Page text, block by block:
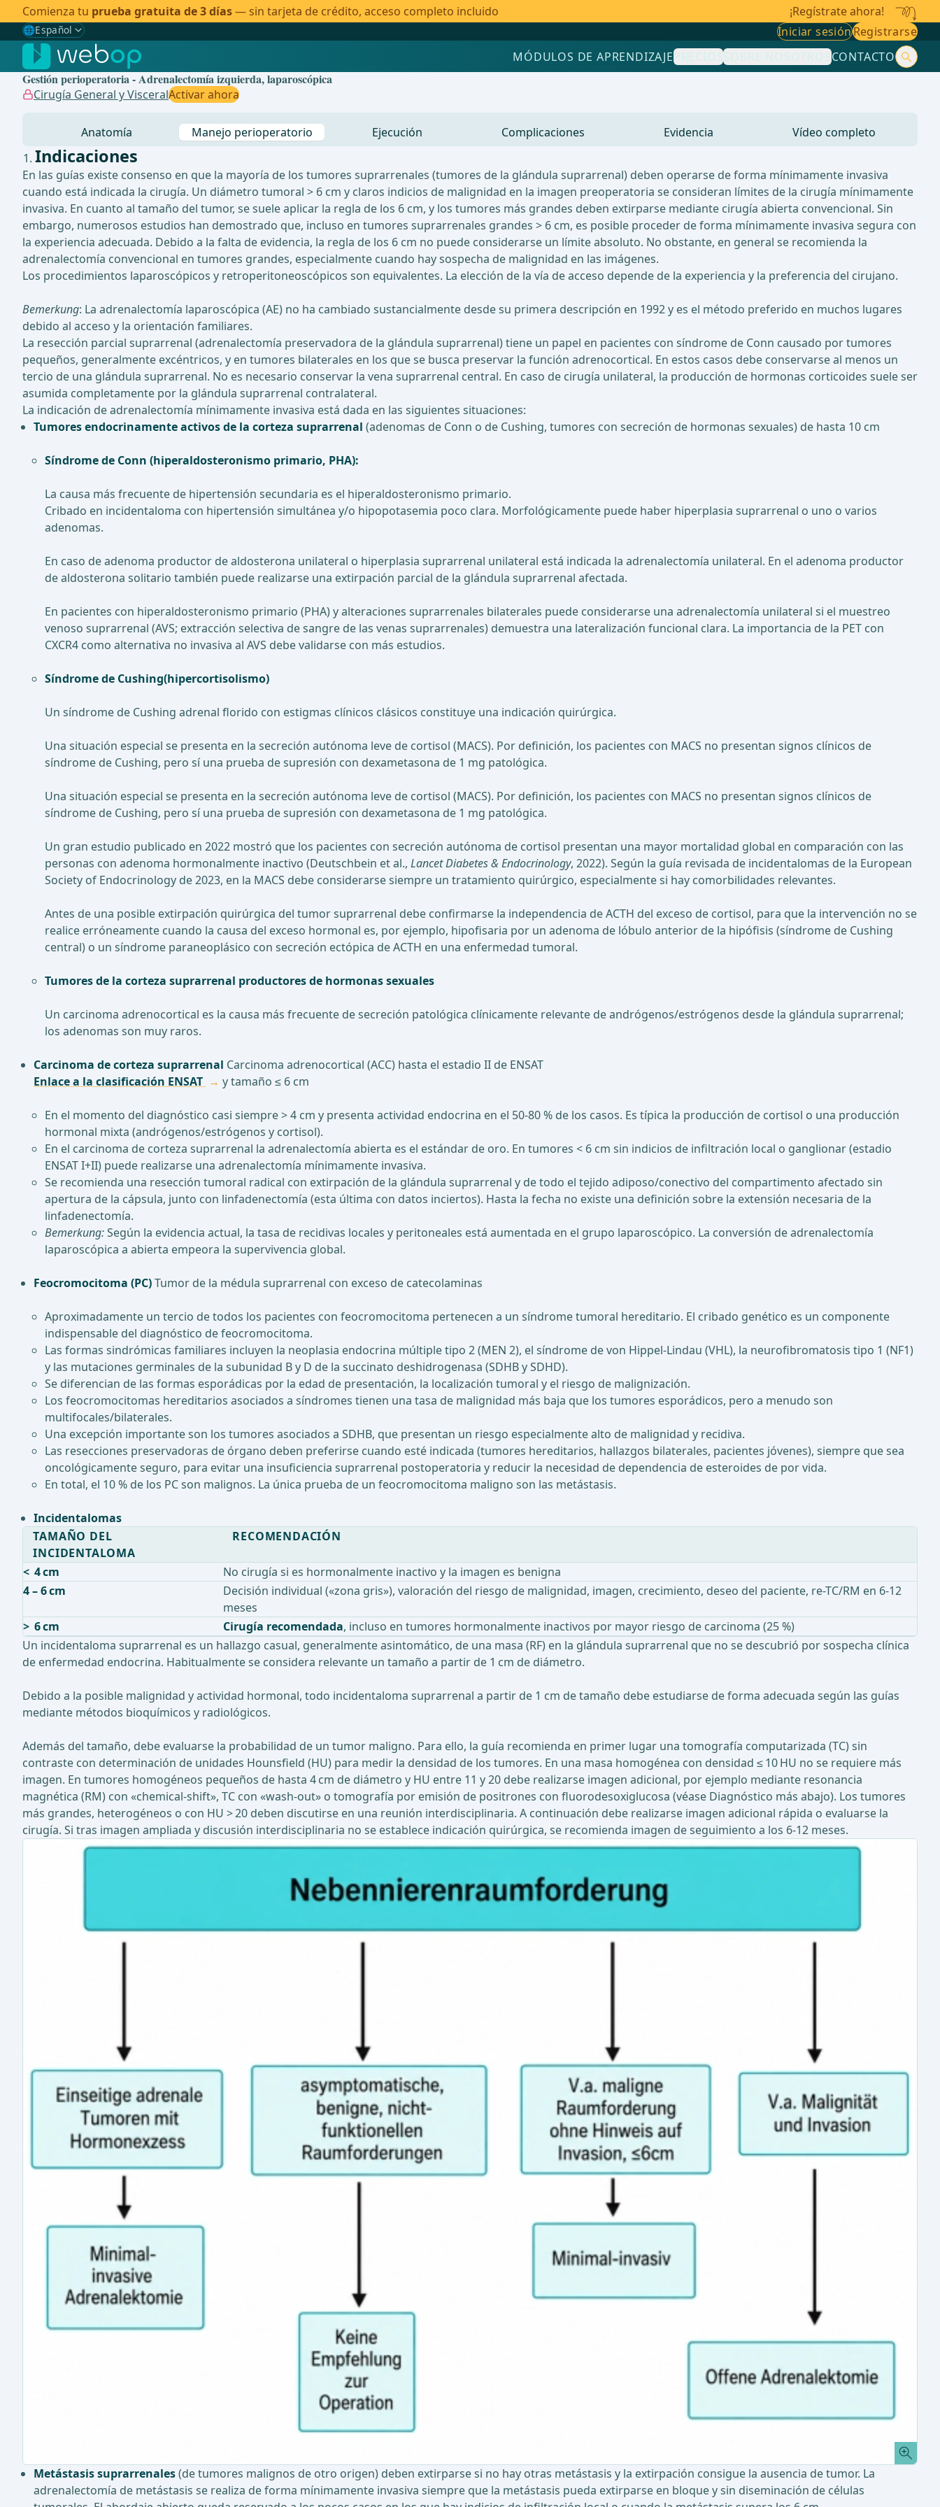
Comienza tu prueba gratuita de 3 días— sin tarjeta de crédito, acceso completo incluido ¡Regístrate ahora!
🌐Español
Gewählte Sprache: Español
🇩🇪 Alemán
🇬🇧Inglés
Brasileño
Iniciar sesiónRegistrarse
MÓDULOS DE APRENDIZAJEPRECIOSSOBRE NOSOTROSCONTACTO
Gestión perioperatoria - Adrenalectomía izquierda, laparoscópica
Cirugía General y VisceralActivar ahora
Anatomía Manejo perioperatorio Ejecución Complicaciones Evidencia Vídeo completo
Indicaciones
En las guías existe consenso en que la mayoría de los tumores suprarrenales (tumores de la glándula suprarrenal) deben operarse de forma mínimamente invasiva
cuando está indicada la cirugía. Un diámetro tumoral > 6 cm y claros indicios de malignidad en la imagen preoperatoria se consideran límites de la cirugía mínimamente
invasiva. En cuanto al tamaño del tumor, se suele aplicar la regla de los 6 cm, y los tumores más grandes deben extirparse mediante cirugía abierta convencional. Sin
embargo, numerosos estudios han demostrado que, incluso en tumores suprarrenales grandes > 6 cm, es posible proceder de forma mínimamente invasiva segura con
la experiencia adecuada. Debido a la falta de evidencia, la regla de los 6 cm no puede considerarse un límite absoluto. No obstante, en general se recomienda la
adrenalectomía convencional en tumores grandes, especialmente cuando hay sospecha de malignidad en las imágenes.
Los procedimientos laparoscópicos y retroperitoneoscópicos son equivalentes. La elección de la vía de acceso depende de la experiencia y la preferencia del cirujano.
Bemerkung: La adrenalectomía laparoscópica (AE) no ha cambiado sustancialmente desde su primera descripción en 1992 y es el método preferido en muchos lugares
debido al acceso y la orientación familiares.
La resección parcial suprarrenal (adrenalectomía preservadora de la glándula suprarrenal) tiene un papel en pacientes con síndrome de Conn causado por tumores
pequeños, generalmente excéntricos, y en tumores bilaterales en los que se busca preservar la función adrenocortical. En estos casos debe conservarse al menos un
tercio de una glándula suprarrenal. No es necesario conservar la vena suprarrenal central. En caso de cirugía unilateral, la producción de hormonas corticoides suele ser
asumida completamente por la glándula suprarrenal contralateral.
La indicación de adrenalectomía mínimamente invasiva está dada en las siguientes situaciones:
Tumores endocrinamente activos de la corteza suprarrenal (adenomas de Conn o de Cushing, tumores con secreción de hormonas sexuales) de hasta 10 cm
Síndrome de Conn (hiperaldosteronismo primario, PHA):
La causa más frecuente de hipertensión secundaria es el hiperaldosteronismo primario.
Cribado en incidentaloma con hipertensión simultánea y/o hipopotasemia poco clara. Morfológicamente puede haber hiperplasia suprarrenal o uno o varios
adenomas.
En caso de adenoma productor de aldosterona unilateral o hiperplasia suprarrenal unilateral está indicada la adrenalectomía unilateral. En el adenoma productor
de aldosterona solitario también puede realizarse una extirpación parcial de la glándula suprarrenal afectada.
En pacientes con hiperaldosteronismo primario (PHA) y alteraciones suprarrenales bilaterales puede considerarse una adrenalectomía unilateral si el muestreo
venoso suprarrenal (AVS; extracción selectiva de sangre de las venas suprarrenales) demuestra una lateralización funcional clara. La importancia de la PET con
CXCR4 como alternativa no invasiva al AVS debe validarse con más estudios.
Síndrome de Cushing(hipercortisolismo)
Un síndrome de Cushing adrenal florido con estigmas clínicos clásicos constituye una indicación quirúrgica.
Una situación especial se presenta en la secreción autónoma leve de cortisol (MACS). Por definición, los pacientes con MACS no presentan signos clínicos de
síndrome de Cushing, pero sí una prueba de supresión con dexametasona de 1 mg patológica.
Una situación especial se presenta en la secreción autónoma leve de cortisol (MACS). Por definición, los pacientes con MACS no presentan signos clínicos de
síndrome de Cushing, pero sí una prueba de supresión con dexametasona de 1 mg patológica.
Un gran estudio publicado en 2022 mostró que los pacientes con secreción autónoma de cortisol presentan una mayor mortalidad global en comparación con las
personas con adenoma hormonalmente inactivo (Deutschbein et al., Lancet Diabetes & Endocrinology, 2022). Según la guía revisada de incidentalomas de la European
Society of Endocrinology de 2023, en la MACS debe considerarse siempre un tratamiento quirúrgico, especialmente si hay comorbilidades relevantes.
Antes de una posible extirpación quirúrgica del tumor suprarrenal debe confirmarse la independencia de ACTH del exceso de cortisol, para que la intervención no se
realice erróneamente cuando la causa del exceso hormonal es, por ejemplo, hipofisaria por un adenoma de lóbulo anterior de la hipófisis (síndrome de Cushing
central) o un síndrome paraneoplásico con secreción ectópica de ACTH en una enfermedad tumoral.
Tumores de la corteza suprarrenal productores de hormonas sexuales
Un carcinoma adrenocortical es la causa más frecuente de secreción patológica clínicamente relevante de andrógenos/estrógenos desde la glándula suprarrenal;
los adenomas son muy raros.
Carcinoma de corteza suprarrenal Carcinoma adrenocortical (ACC) hasta el estadio II de ENSAT
Enlace a la clasificación ENSAT
y tamaño ≤ 6 cm
En el momento del diagnóstico casi siempre > 4 cm y presenta actividad endocrina en el 50-80 % de los casos. Es típica la producción de cortisol o una producción
hormonal mixta (andrógenos/estrógenos y cortisol).
En el carcinoma de corteza suprarrenal la adrenalectomía abierta es el estándar de oro. En tumores < 6 cm sin indicios de infiltración local o ganglionar (estadio
ENSAT I+II) puede realizarse una adrenalectomía mínimamente invasiva.
Se recomienda una resección tumoral radical con extirpación de la glándula suprarrenal y de todo el tejido adiposo/conectivo del compartimento afectado sin
apertura de la cápsula, junto con linfadenectomía (esta última con datos inciertos). Hasta la fecha no existe una definición sobre la extensión necesaria de la
linfadenectomía.
Bemerkung:Según la evidencia actual, la tasa de recidivas locales y peritoneales está aumentada en el grupo laparoscópico. La conversión de adrenalectomía
laparoscópica a abierta empeora la supervivencia global.
Feocromocitoma (PC)Tumor de la médula suprarrenal con exceso de catecolaminas
Aproximadamente un tercio de todos los pacientes con feocromocitoma pertenecen a un síndrome tumoral hereditario. El cribado genético es un componente
indispensable del diagnóstico de feocromocitoma.
Las formas sindrómicas familiares incluyen la neoplasia endocrina múltiple tipo 2 (MEN 2), el síndrome de von Hippel-Lindau (VHL), la neurofibromatosis tipo 1 (NF1)
y las mutaciones germinales de la subunidad B y D de la succinato deshidrogenasa (SDHB y SDHD).
Se diferencian de las formas esporádicas por la edad de presentación, la localización tumoral y el riesgo de malignización.
Los feocromocitomas hereditarios asociados a síndromes tienen una tasa de malignidad más baja que los tumores esporádicos, pero a menudo son
multifocales/bilaterales.
Una excepción importante son los tumores asociados a SDHB, que presentan un riesgo especialmente alto de malignidad y recidiva.
Las resecciones preservadoras de órgano deben preferirse cuando esté indicada (tumores hereditarios, hallazgos bilaterales, pacientes jóvenes), siempre que sea
oncológicamente seguro, para evitar una insuficiencia suprarrenal postoperatoria y reducir la necesidad de dependencia de esteroides de por vida.
En total, el 10 % de los PC son malignos. La única prueba de un feocromocitoma maligno son las metástasis.
Incidentalomas
TAMAÑO DEL
INCIDENTALOMA
RECOMENDACIÓN
< 4 cm
No cirugía si es hormonalmente inactivo y la imagen es benigna
4 – 6 cm
Decisión individual («zona gris»), valoración del riesgo de malignidad, imagen, crecimiento, deseo del paciente, re-TC/RM en 6-12
meses
> 6 cm
Cirugía recomendada, incluso en tumores hormonalmente inactivos por mayor riesgo de carcinoma (25 %)
Un incidentaloma suprarrenal es un hallazgo casual, generalmente asintomático, de una masa (RF) en la glándula suprarrenal que no se descubrió por sospecha clínica
de enfermedad endocrina. Habitualmente se considera relevante un tamaño a partir de 1 cm de diámetro.
Debido a la posible malignidad y actividad hormonal, todo incidentaloma suprarrenal a partir de 1 cm de tamaño debe estudiarse de forma adecuada según las guías
mediante métodos bioquímicos y radiológicos.
Además del tamaño, debe evaluarse la probabilidad de un tumor maligno. Para ello, la guía recomienda en primer lugar una tomografía computarizada (TC) sin
contraste con determinación de unidades Hounsfield (HU) para medir la densidad de los tumores. En una masa homogénea con densidad ≤ 10 HU no se requiere más
imagen. En tumores homogéneos pequeños de hasta 4 cm de diámetro y HU entre 11 y 20 debe realizarse imagen adicional, por ejemplo mediante resonancia
magnética (RM) con «chemical-shift», TC con «wash-out» o tomografía por emisión de positrones con fluorodesoxiglucosa (véase Diagnóstico más abajo). Los tumores
más grandes, heterogéneos o con HU > 20 deben discutirse en una reunión interdisciplinaria. A continuación debe realizarse imagen adicional rápida o evaluarse la
cirugía. Si tras imagen ampliada y discusión interdisciplinaria no se establece indicación quirúrgica, se recomienda imagen de seguimiento a los 6-12 meses.
Metástasis suprarrenales(de tumores malignos de otro origen) deben extirparse si no hay otras metástasis y la extirpación consigue la ausencia de tumor. La
adrenalectomía de metástasis se realiza de forma mínimamente invasiva siempre que la metástasis pueda extirparse en bloque y sin diseminación de células